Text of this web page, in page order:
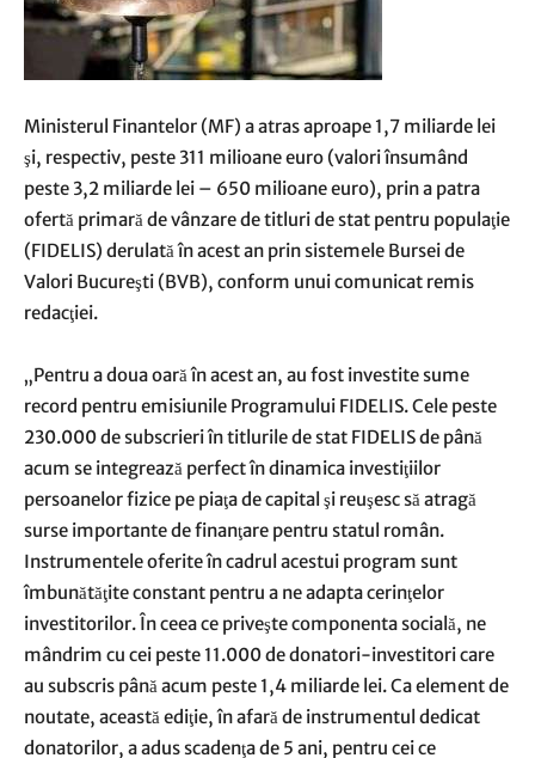
Ministerul Finantelor (MF) a atras aproape 1,7 miliarde lei
şi, respectiv, peste 311 milioane euro (valori însumând
peste 3,2 miliarde lei – 650 milioane euro), prin a patra
ofertă primară de vânzare de titluri de stat pentru populaţie
(FIDELIS) derulată în acest an prin sistemele Bursei de
Valori Bucureşti (BVB), conform unui comunicat remis
redacţiei.
„Pentru a doua oară în acest an, au fost investite sume
record pentru emisiunile Programului FIDELIS. Cele peste
230.000 de subscrieri în titlurile de stat FIDELIS de până
acum se integrează perfect în dinamica investiţiilor
persoanelor fizice pe piaţa de capital şi reuşesc să atragă
surse importante de finanţare pentru statul român.
Instrumentele oferite în cadrul acestui program sunt
îmbunătăţite constant pentru a ne adapta cerinţelor
investitorilor. În ceea ce priveşte componenta socială, ne
mândrim cu cei peste 11.000 de donatori-investitori care
au subscris până acum peste 1,4 miliarde lei. Ca element de
noutate, această ediţie, în afară de instrumentul dedicat
donatorilor, a adus scadenţa de 5 ani, pentru cei ce